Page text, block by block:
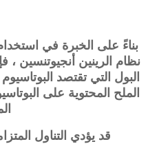
بناءً على الخبرة في
نظام الرينين أنجيوتنسين ،
البول التي تقتصد
الملح المحتوية على
قد يؤدي التناول